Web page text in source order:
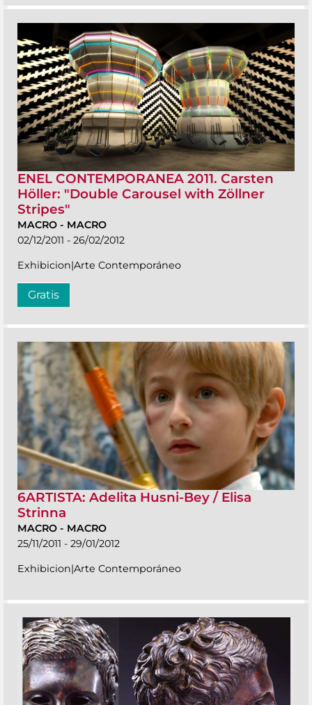
ENEL CONTEMPORANEA 2011. Carsten
Höller: "Double Carousel with Zöllner
Stripes"
MACRO - MACRO
02/12/2011 - 26/02/2012
Exhibicion|Arte Contemporáneo
Gratis
6ARTISTA: Adelita Husni-Bey / Elisa
Strinna
MACRO - MACRO
25/11/2011 - 29/01/2012
Exhibicion|Arte Contemporáneo